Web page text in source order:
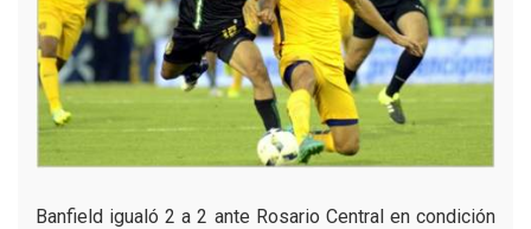
Banfield igualó 2 a 2 ante Rosario Central en condición